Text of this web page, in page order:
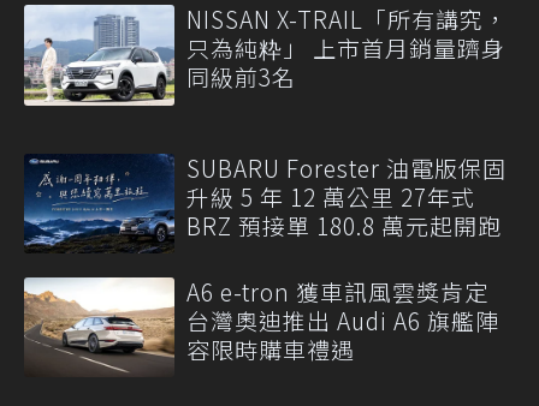
NISSAN X-TRAIL「所有講究，
只為純粋」 上市首月銷量躋身
同級前3名
SUBARU Forester 油電版保固
升級 5 年 12 萬公里 27年式
BRZ 預接單 180.8 萬元起開跑
A6 e-tron 獲車訊風雲獎肯定
台灣奧迪推出 Audi A6 旗艦陣
容限時購車禮遇